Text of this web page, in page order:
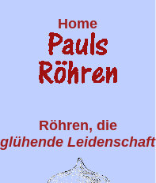
Home
Röhren, die
glühende Leidenschaft